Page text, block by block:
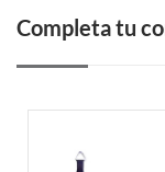
Completa tu